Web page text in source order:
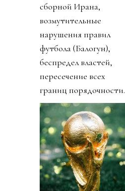
сборной Ирана,
возмутительные
нарушения правил
футбола (Балогун),
беспредел властей,
пересечение всех
границ порядочности.